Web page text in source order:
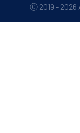
Ⓒ 2019 - 2026